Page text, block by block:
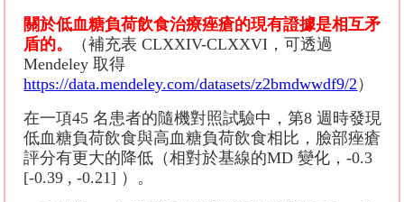
關於低血糖負荷飲食治療痤瘡的現有證據是相互矛
盾的。
（補充表 CLXXIV-CLXXVI，可透過
Mendeley 取得
https://data.mendeley.com/datasets/z2bmdwwdf9/2 ）
在一項45 名患者的隨機對照試驗中，第8 週時發現
低血糖負荷飲食與高血糖負荷飲食相比，臉部痤瘡
評分有更大的降低（相對於基線的MD 變化，-0.3
[-0.39 , -0.21] ）。